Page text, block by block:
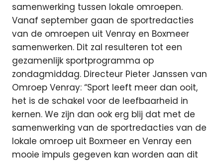
samenwerking tussen lokale omroepen.
Vanaf september gaan de sportredacties
van de omroepen uit Venray en Boxmeer
samenwerken. Dit zal resulteren tot een
gezamenlijk sportprogramma op
zondagmiddag. Directeur Pieter Janssen van
Omroep Venray: “Sport leeft meer dan ooit,
het is de schakel voor de leefbaarheid in
kernen. We zijn dan ook erg blij dat met de
samenwerking van de sportredacties van de
lokale omroep uit Boxmeer en Venray een
mooie impuls gegeven kan worden aan dit